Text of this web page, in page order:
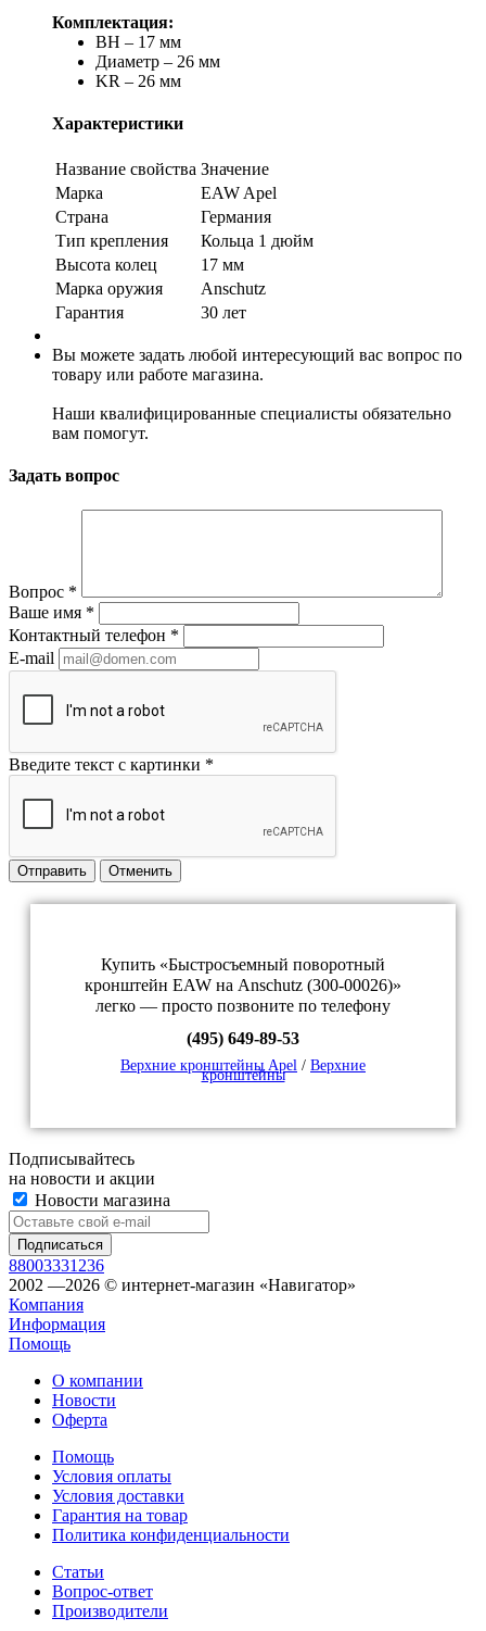
Комплектация:
ВН – 17 мм
Диаметр – 26 мм
KR – 26 мм
Характеристики
Название свойства Значение
Марка
EAW Apel
Страна
Германия
Тип крепления
Кольца 1 дюйм
Высота колец
17 мм
Марка оружия
Anschutz
Гарантия
30 лет
Вы можете задать любой интересующий вас вопрос по
товару или работе магазина.
Наши квалифицированные специалисты обязательно
вам помогут.
Задать вопрос
Вопрос *
Ваше имя *
Контактный телефон *
E-mail
Введите текст с картинки *
Отправить Отменить
Купить «Быстросъемный поворотный
кронштейн EAW на Anschutz (300-00026)»
легко — просто позвоните по телефону
(495) 649-89-53
Верхние кронштейны Apel / Верхние
кронштейны
Подписывайтесь
на новости и акции
Новости магазина
88003331236
2002 —2026 © интернет-магазин «Навигатор»
Компания
Информация
Помощь
О компании
Новости
Оферта
Помощь
Условия оплаты
Условия доставки
Гарантия на товар
Политика конфиденциальности
Статьи
Вопрос-ответ
Производители